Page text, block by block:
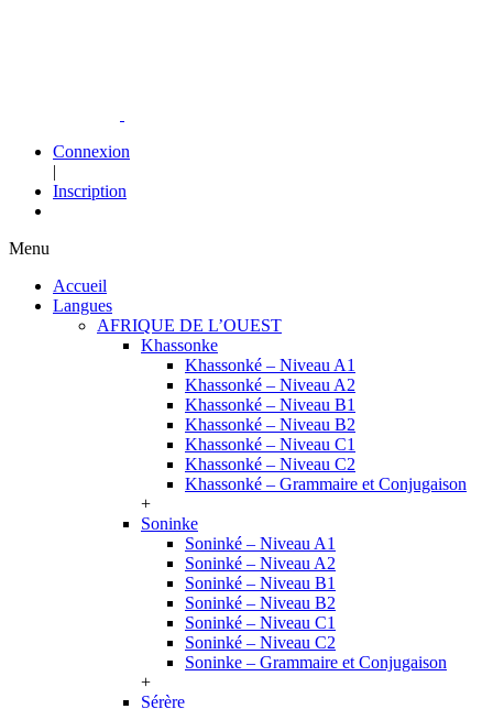
Connexion
|
Inscription
Menu
Accueil
Langues
AFRIQUE DE L’OUEST
Khassonke
Khassonké – Niveau A1
Khassonké – Niveau A2
Khassonké – Niveau B1
Khassonké – Niveau B2
Khassonké – Niveau C1
Khassonké – Niveau C2
Khassonké – Grammaire et Conjugaison
+
Soninke
Soninké – Niveau A1
Soninké – Niveau A2
Soninké – Niveau B1
Soninké – Niveau B2
Soninké – Niveau C1
Soninké – Niveau C2
Soninke – Grammaire et Conjugaison
+
Sérère